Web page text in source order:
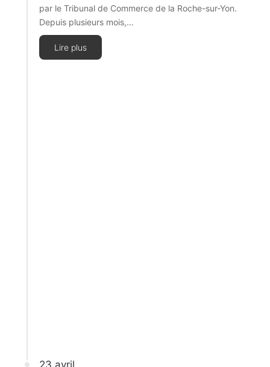
par le Tribunal de Commerce de la Roche-sur-Yon.
Depuis plusieurs mois,…
Lire plus
23 avril